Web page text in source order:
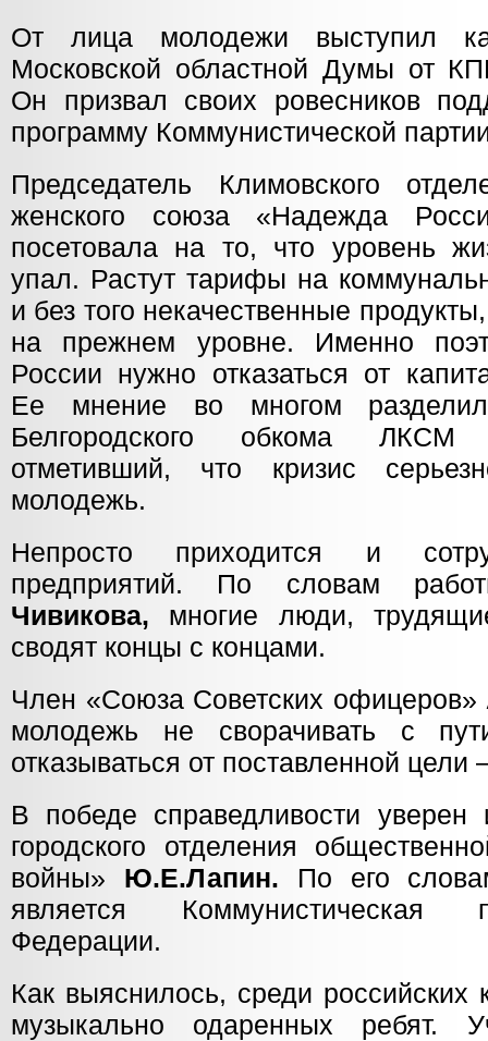
От лица молодежи выступил
Московской областной Думы от
Он призвал своих ровесников
программу Коммунистической
Председатель Климовского
женского союза «Надежда
посетовала на то, что уровень
упал. Растут тарифы на
и без того некачественные
на прежнем уровне. Именно
России нужно отказаться от
Ее мнение во многом
Белгородского обкома
отметивший, что кризис
молодежь.
Непросто приходится и
предприятий. По словам
Чивикова, многие люди,
сводят концы с концами.
Член «Союза Советских офицеров»
молодежь не сворачивать с
отказываться от поставленной цели
В победе справедливости уверен
городского отделения
войны» Ю.Е.Лапин. По его
является Коммунистическая
Федерации.
Как выяснилось, среди
музыкально одаренных ребят.